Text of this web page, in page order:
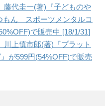
藤代圭一(著)『子どものや
もん スポーツメンタルコ
で販売中 [18/1/31]
川上慎市郎(著)『プラット
が599円(54%OFF)で販売